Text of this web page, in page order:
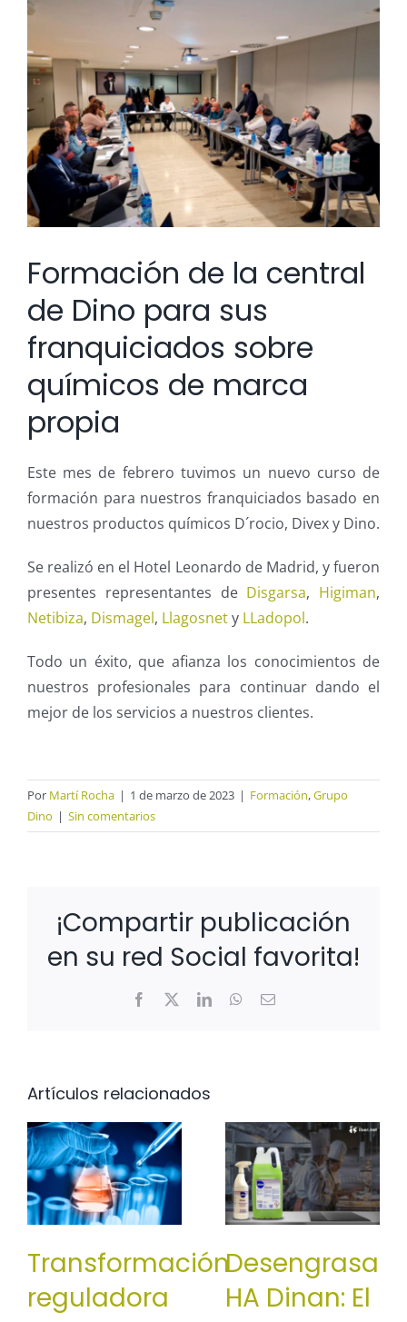
más
grande
Formación de la central
de Dino para sus
franquiciados sobre
químicos de marca
propia
Este mes de febrero tuvimos un nuevo curso de
formación para nuestros franquiciados basado en
nuestros productos químicos D´rocio, Divex y Dino.
Se realizó en el Hotel Leonardo de Madrid, y fueron
presentes representantes de Disgarsa, Higiman,
Netibiza, Dismagel, Llagosnety LLadopol.
Todo un éxito, que afianza los conocimientos de
nuestros profesionales para continuar dando el
mejor de los servicios a nuestros clientes.
Por Martí Rocha | 1 de marzo de 2023 | Formación,Grupo
Dino | Sin comentarios
¡Compartir publicación
en su red Social favorita!
Facebook LinkedInWhatsApp
Correo
Artículos relacionados
Transformación
reguladora
HA Dinan: El